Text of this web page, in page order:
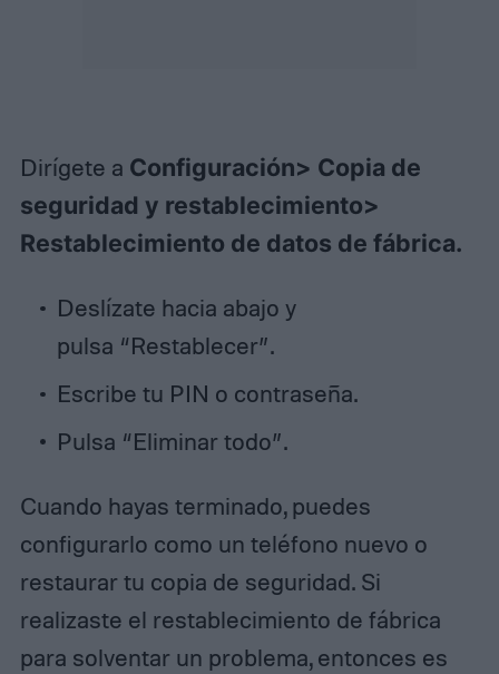
Dirígete a Configuración> Copia de
seguridad y restablecimiento>
Restablecimiento de datos de fábrica.
Deslízate hacia abajo y
pulsa “Restablecer”.
Escribe tu PIN o contraseña.
Pulsa “Eliminar todo”.
Cuando hayas terminado, puedes
configurarlo como un teléfono nuevo o
restaurar tu copia de seguridad. Si
realizaste el restablecimiento de fábrica
para solventar un problema, entonces es